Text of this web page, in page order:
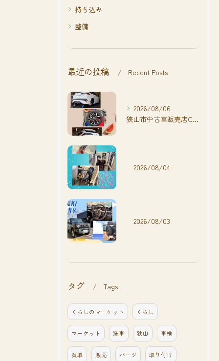
持ち込み
整備
最近の投稿 Recent Posts
2026/08/06
狭山市中古車販売店CarShop FACT.🚗
2026/08/04
2026/08/03
タグ Tags
くらしのマーケット くらし
マーケット 洗車 狭山 車検
買取 販売 パーツ 取り付け